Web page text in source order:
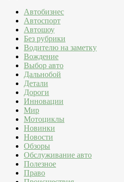
Автобизнес
Автоспорт
Автошоу
Без рубрики
Водителю на заметку
Вождение
Выбор авто
Дальнобой
Детали
Дороги
Инновации
Мир
Мотоциклы
Новинки
Новости
Обзоры
Обслуживание авто
Полезное
Право